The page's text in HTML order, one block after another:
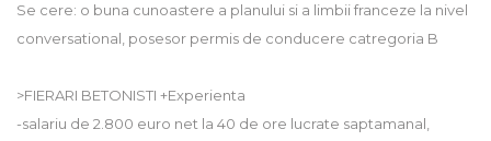
Se cere: o buna cunoastere a planului si a limbii franceze la nivel
conversational, posesor permis de conducere catregoria B
>FIERARI BETONISTI +Experienta
-salariu de 2.800 euro net la 40 de ore lucrate saptamanal,